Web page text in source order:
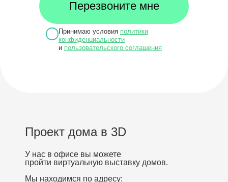
Принимаю условия политики
конфиденциальности
и пользовательского соглашения
Проект дома в 3D
У нас в офисе вы можете
пройти виртуальную выставку домов.
Мы находимся по адресу: